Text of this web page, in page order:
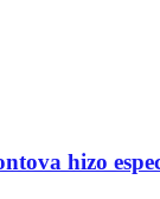
hizo